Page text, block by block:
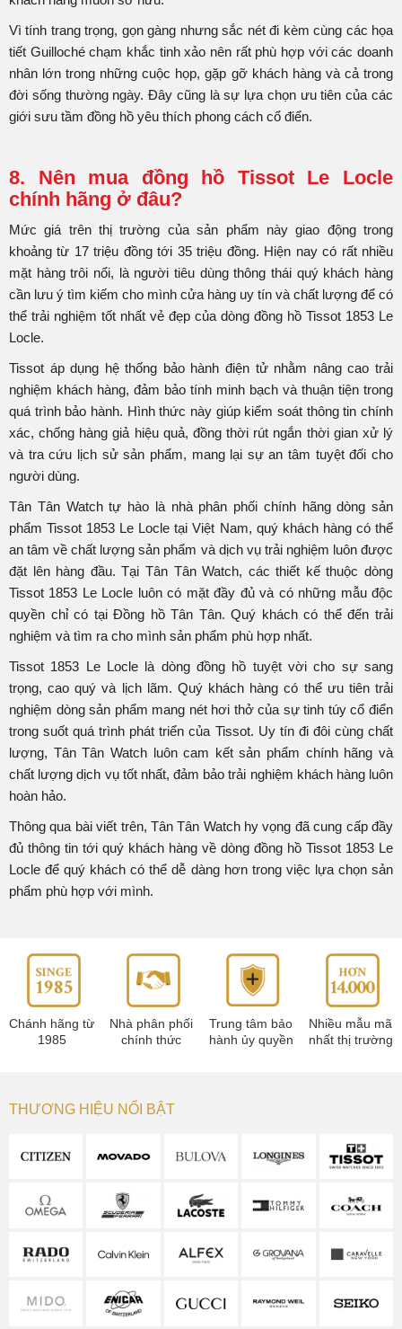
Vì tính trang trọng, gọn gàng nhưng sắc nét đi kèm cùng các họa
tiết Guilloché chạm khắc tinh xảo nên rất phù hợp với các doanh
nhân lớn trong những cuộc họp, gặp gỡ khách hàng và cả trong
đời sống thường ngày. Đây cũng là sự lựa chọn ưu tiên của các
giới sưu tầm đồng hồ yêu thích phong cách cổ điển.
8. Nên mua đồng hồ Tissot Le Locle
chính hãng ở đâu?
Mức giá trên thị trường của sản phẩm này giao động trong
khoảng từ 17 triệu đồng tới 35 triệu đồng. Hiện nay có rất nhiều
mặt hàng trôi nổi, là người tiêu dùng thông thái quý khách hàng
cần lưu ý tìm kiếm cho mình cửa hàng uy tín và chất lượng để có
thể trải nghiệm tốt nhất vẻ đẹp của dòng đồng hồ Tissot 1853 Le
Locle.
Tissot áp dụng hệ thống bảo hành điện tử nhằm nâng cao trải
nghiệm khách hàng, đảm bảo tính minh bạch và thuận tiện trong
quá trình bảo hành. Hình thức này giúp kiểm soát thông tin chính
xác, chống hàng giả hiệu quả, đồng thời rút ngắn thời gian xử lý
và tra cứu lịch sử sản phẩm, mang lại sự an tâm tuyệt đối cho
người dùng.
Tân Tân Watch tự hào là nhà phân phối chính hãng dòng sản
phẩm Tissot 1853 Le Locle tại Việt Nam, quý khách hàng có thể
an tâm về chất lượng sản phẩm và dịch vụ trải nghiệm luôn được
đặt lên hàng đầu. Tại Tân Tân Watch, các thiết kế thuộc dòng
Tissot 1853 Le Locle luôn có mặt đầy đủ và có những mẫu độc
quyền chỉ có tại Đồng hồ Tân Tân. Quý khách có thể đến trải
nghiệm và tìm ra cho mình sản phẩm phù hợp nhất.
Tissot 1853 Le Locle là dòng đồng hồ tuyệt vời cho sự sang
trọng, cao quý và lịch lãm. Quý khách hàng có thể ưu tiên trải
nghiệm dòng sản phẩm mang nét hơi thở của sự tinh túy cổ điển
trong suốt quá trình phát triển của Tissot. Uy tín đi đôi cùng chất
lượng, Tân Tân Watch luôn cam kết sản phẩm chính hãng và
chất lượng dịch vụ tốt nhất, đảm bảo trải nghiệm khách hàng luôn
hoàn hảo.
Thông qua bài viết trên, Tân Tân Watch hy vọng đã cung cấp đầy
đủ thông tin tới quý khách hàng về dòng đồng hồ Tissot 1853 Le
Locle để quý khách có thể dễ dàng hơn trong việc lựa chọn sản
phẩm phù hợp với mình.
Chánh hãng từ
1985
Nhà phân phối
chính thức
Trung tâm bảo
hành ủy quyền
Nhiều mẫu mã
nhất thị trường
THƯƠNG HIỆU NỔI BẬT